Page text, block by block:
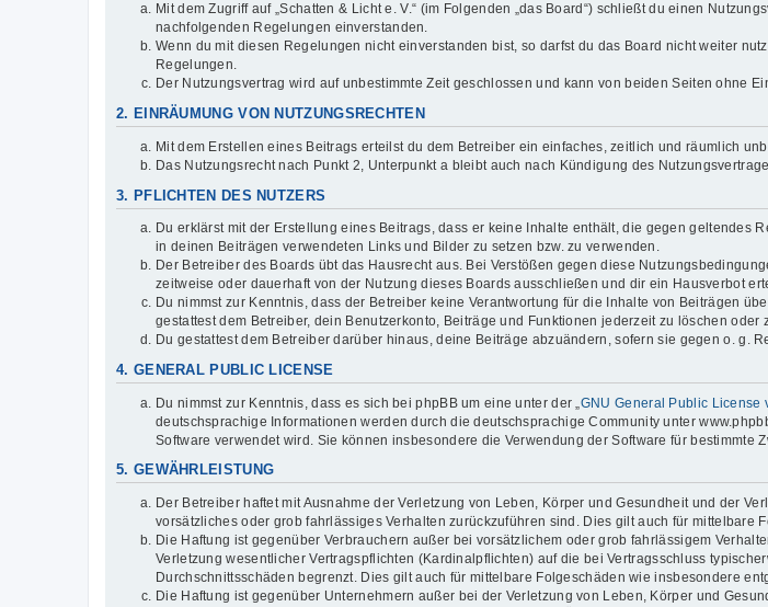
Mit dem Zugriff auf „Schatten & Licht e. V.“ (im Folgenden „das Board“) schließt du einen
nachfolgenden Regelungen einverstanden.
Wenn du mit diesen Regelungen nicht einverstanden bist, so darfst du das Board nicht weiter
Regelungen.
Der Nutzungsvertrag wird auf unbestimmte Zeit geschlossen und kann von beiden Seiten ohne
2. EINRÄUMUNG VON NUTZUNGSRECHTEN
Mit dem Erstellen eines Beitrags erteilst du dem Betreiber ein einfaches, zeitlich und räumlich
Das Nutzungsrecht nach Punkt 2, Unterpunkt a bleibt auch nach Kündigung des
3. PFLICHTEN DES NUTZERS
Du erklärst mit der Erstellung eines Beitrags, dass er keine Inhalte enthält, die gegen geltendes
in deinen Beiträgen verwendeten Links und Bilder zu setzen bzw. zu verwenden.
Der Betreiber des Boards übt das Hausrecht aus. Bei Verstößen gegen diese
zeitweise oder dauerhaft von der Nutzung dieses Boards ausschließen und dir ein Hausverbot
Du nimmst zur Kenntnis, dass der Betreiber keine Verantwortung für die Inhalte von Beiträgen
gestattest dem Betreiber, dein Benutzerkonto, Beiträge und Funktionen jederzeit zu löschen oder
Du gestattest dem Betreiber darüber hinaus, deine Beiträge abzuändern, sofern sie gegen o.
4. GENERAL PUBLIC LICENSE
Du nimmst zur Kenntnis, dass es sich bei phpBB um eine unter der „ GNU General Public License
deutschsprachige Informationen werden durch die deutschsprachige Community unter
Software verwendet wird. Sie können insbesondere die Verwendung der Software für bestimmte
5. GEWÄHRLEISTUNG
Der Betreiber haftet mit Ausnahme der Verletzung von Leben, Körper und Gesundheit und der
vorsätzliches oder grob fahrlässiges Verhalten zurückzuführen sind. Dies gilt auch für mittelbare
Die Haftung ist gegenüber Verbrauchern außer bei vorsätzlichem oder grob fahrlässigem
Verletzung wesentlicher Vertragspflichten (Kardinalpflichten) auf die bei Vertragsschluss
Durchschnittsschäden begrenzt. Dies gilt auch für mittelbare Folgeschäden wie insbesondere
Die Haftung ist gegenüber Unternehmern außer bei der Verletzung von Leben, Körper und